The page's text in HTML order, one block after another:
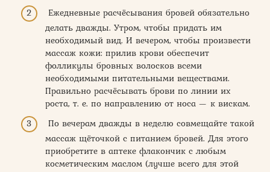
Ежедневные расчёсывания бровей обязательно
делать дважды. Утром, чтобы придать им
необходимый вид. И вечером, чтобы произвести
массаж кожи: прилив крови обеспечит
фолликулы бровных волосков всеми
необходимыми питательными веществами.
Правильно расчёсывать брови по линии их
роста, т. е. по направлению от носа — к вискам.
По вечерам дважды в неделю совмещайте такой
массаж щёточкой с питанием бровей. Для этого
приобретите в аптеке флакончик с любым
косметическим маслом (лучше всего для этой